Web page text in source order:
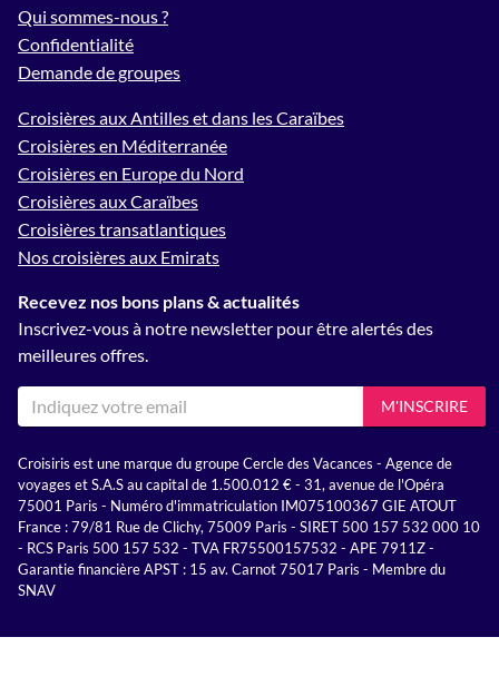
Qui sommes-nous ?
Confidentialité
Demande de groupes
Croisières aux Antilles et dans les Caraïbes
Croisières en Méditerranée
Croisières en Europe du Nord
Croisières aux Caraïbes
Croisières transatlantiques
Nos croisières aux Emirats
Recevez nos bons plans & actualités
Inscrivez-vous à notre newsletter pour être alertés des
meilleures offres.
M'INSCRIRE
Croisiris est une marque du groupe Cercle des Vacances - Agence de
voyages et S.A.S au capital de 1.500.012 € - 31, avenue de l'Opéra
75001 Paris - Numéro d'immatriculation IM075100367 GIE ATOUT
France : 79/81 Rue de Clichy, 75009 Paris - SIRET 500 157 532 000 10
- RCS Paris 500 157 532 - TVA FR75500157532 - APE 7911Z -
Garantie financière APST : 15 av. Carnot 75017 Paris - Membre du
SNAV